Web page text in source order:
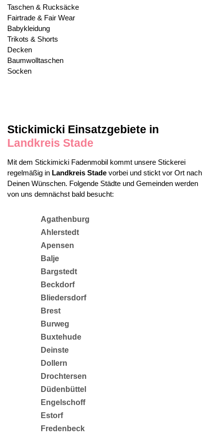
Taschen & Rucksäcke
Fairtrade & Fair Wear
Babykleidung
Trikots & Shorts
Decken
Baumwolltaschen
Socken
Stickimicki Einsatzgebiete in
Landkreis Stade
Mit dem Stickimicki Fadenmobil kommt unsere Stickerei
regelmäßig in Landkreis Stade vorbei und stickt vor Ort nach
Deinen Wünschen. Folgende Städte und Gemeinden werden
von uns demnächst bald besucht:
Agathenburg
Ahlerstedt
Apensen
Balje
Bargstedt
Beckdorf
Bliedersdorf
Brest
Burweg
Buxtehude
Deinste
Dollern
Drochtersen
Düdenbüttel
Engelschoff
Estorf
Fredenbeck